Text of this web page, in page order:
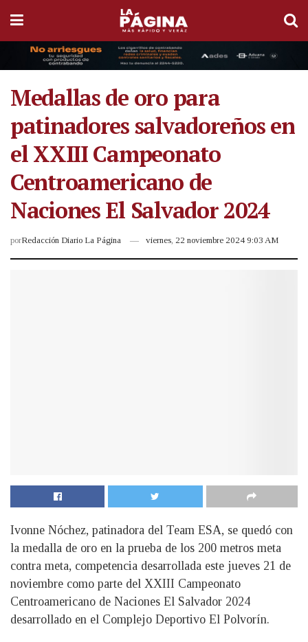
Medallas de oro para
patinadores salvadoreños en
el XXIII Campeonato
Centroamericano de
Naciones El Salvador 2024
porRedacción Diario La Página viernes, 22 noviembre 2024 9:03 AM
Ivonne Nóchez, patinadora del Team ESA, se quedó con
la medalla de oro en la prueba de los 200 metros meta
contra meta, competencia desarrollada este jueves 21 de
noviembre como parte del XXIII Campeonato
Centroamericano de Naciones El Salvador 2024
desarrollado en el Complejo Deportivo El Polvorín.